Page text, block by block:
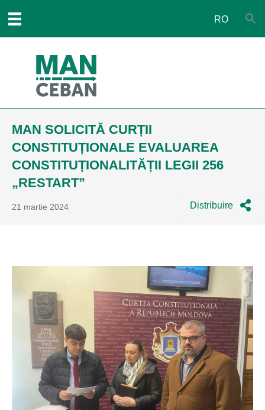
RO
MAN SOLICITĂ CURȚII
CONSTITUȚIONALE EVALUAREA
CONSTITUȚIONALITĂȚII LEGII 256
„RESTART”
21 martie 2024 Distribuire